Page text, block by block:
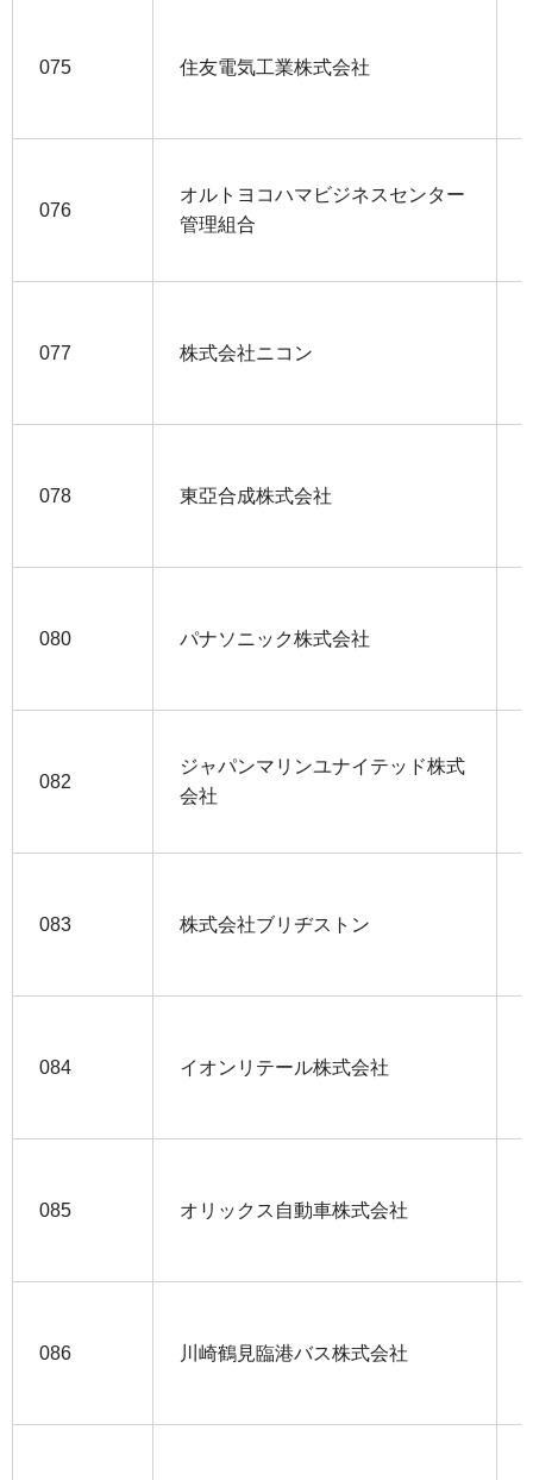
075 住友電気工業株式会社
076
オルトヨコハマビジネスセンター
管理組合
077 株式会社ニコン
078 東亞合成株式会社
080 パナソニック株式会社
082
ジャパンマリンユナイテッド株式
会社
083 株式会社ブリヂストン
084 イオンリテール株式会社
085 オリックス自動車株式会社
086 川崎鶴見臨港バス株式会社